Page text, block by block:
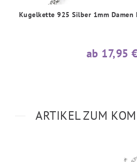
Kugelkette 925 Silber 1mm
ab 17,95 €
ARTIKEL ZUM